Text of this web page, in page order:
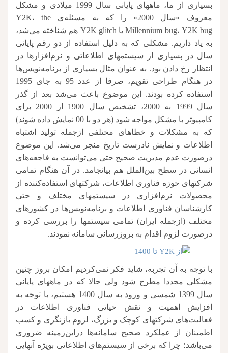
بسیاری از ما، ماههای پایانی سال 1999 میلادی و مشکل
معروف «سال 2000» را که به مسئله‌ی Y2K، the
Millennium bug، Y2K bug یا Y2K glitch هم شناخته می‌شد،
به یاد داریم. مشکلی که به دلیل استفاده از دو رقم پایانی
سال در بسیاری از سیستمهای اطلاعاتی و نرم‌افزارها در
انتظار رخ دادن بود. به عنوان مثال بسیاری از برنامه‌نویس‌ها
در هنگام طراحی تقویم، صرفا از عدد 95 به جای 1995
استفاده کرده بودند. این موضوع باعث می‌شد بعد از گذر
سال 1999 به 2000، تشخیص سال 1900 از 2000 برای
کامپیوتر با مشکل مواجه شود (هر دو با 00 نمایش داده شوند)
که به مشکلات و خطاهای مختلفی ازجمله تولید اشتباه
اطلاعات و نمایش نادرست تاریخ منجر می‌شد. این موضوع
درصورت عدم مدیریت صحیح حتی می‌توانست به فاجعه‌های
انسانی در سطح بین‌الملل هم بیانجامد. در آن هنگام تمامی
شرکتهای حوزه فناوری اطلاعات، شرکتهای استفاده‌کننده از
محصولات نرم‌افزاری در سیستمهای مختلف و حتی
کارشناسان فناوری اطلاعات و برنامه‌نویس‌ها در کشورهای
مختلف (ازجمله ایران) تمامی سیستمها را بررسی کرده و
درصورت لزوم اقدام به بروزرسانی سامانه نمودند.
با توجه به آن تجربه، شاید فکر نمی‌کردیم امکان بروز چنین
مشکلی مجددا مطرح شود ولی حالا که در ماههای پایانی
سال 1399 شمسی و ورود به سال 1400 هستیم، با توجه به
افزایش اهمیت و نقش حیاتی فناوری اطلاعات در
فعالیت‌های شرکتهای کوچک و بزرگ، لزوم بازنگری و کسب
اطمینان از عملکرد صحیح سامانه‌ها دراین‌زمینه ضروری
می‌باشد؛ چرا که برخی از سیستم‌های اطلاعاتی بویژه آنهایی